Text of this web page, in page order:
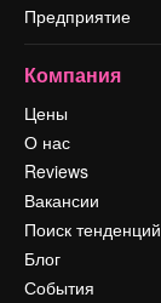
Предприятие
Компания
Цены
О нас
Reviews
Вакансии
Поиск тенденций
Блог
События